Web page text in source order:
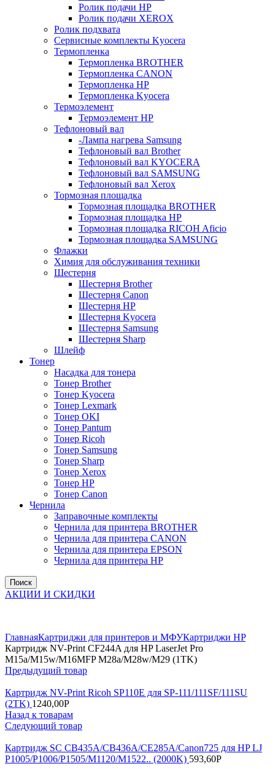
Ролик подачи HP
Ролик подачи XEROX
Ролик подхвата
Сервисные комплекты Kyocera
Термопленка
Термопленка BROTHER
Термопленка CANON
Термопленка HP
Термопленка Kyocera
Термоэлемент
Термоэлемент НР
Тефлоновый вал
-Лампа нагрева Samsung
Тефлоновый вал Brother
Тефлоновый вал KYOCERA
Тефлоновый вал SAMSUNG
Тефлоновый вал Xerox
Тормозная площадка
Тормозная площадка BROTHER
Тормозная площадка HP
Тормозная площадка RICOH Aficio
Тормозная площадка SAMSUNG
Флажки
Химия для обслуживания техники
Шестерня
Шестерня Brother
Шестерня Canon
Шестерня HP
Шестерня Kyocera
Шестерня Samsung
Шестерня Sharp
Шлейф
Тонер
Насадка для тонера
Тонер Brother
Тонер Kyocera
Тонер Lexmark
Тонер OKI
Тонер Pantum
Тонер Ricoh
Тонер Samsung
Тонер Sharp
Тонер Xerox
Тонер НР
Тонер Саnon
Чернила
Заправочные комплекты
Чернила для принтера BROTHER
Чернила для принтера CANON
Чернила для принтера EPSON
Чернила для принтера HP
Поиск
АКЦИИ И СКИДКИ
ГлавнаяКартриджи для принтеров и МФУКартриджи HP
Картридж NV-Print CF244A для HP LaserJet Pro
M15a/M15w/M16MFP M28a/M28w/M29 (1TK)
Предыдущий товар
Картридж NV-Print Ricoh SP110E для SP-111/111SF/111SU
(2TK) 1240,00Р
Назад к товарам
Следующий товар
Картридж SC CB435A/CB436A/CE285A/Canon725 для HP LJ
P1005/P1006/P1505/M1120/M1522.. (2000K) 593,60Р